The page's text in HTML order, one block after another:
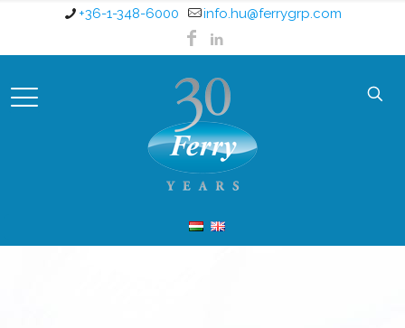
+36-1-348-6000 info.hu@ferrygrp.com